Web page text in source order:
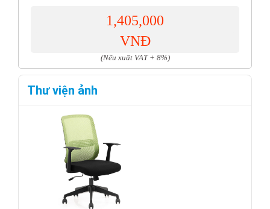
1,405,000
VNĐ
(Nếu xuất VAT + 8%)
Thư viện ảnh